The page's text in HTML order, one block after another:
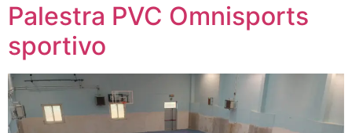
Palestra PVC Omnisports
sportivo